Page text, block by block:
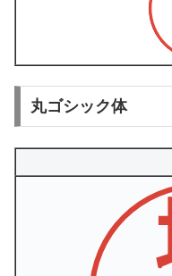
丸ゴシック体